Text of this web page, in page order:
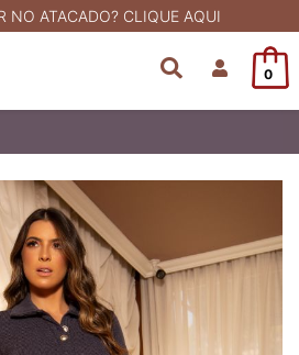
NO ATACADO? CLIQUE AQUI
0